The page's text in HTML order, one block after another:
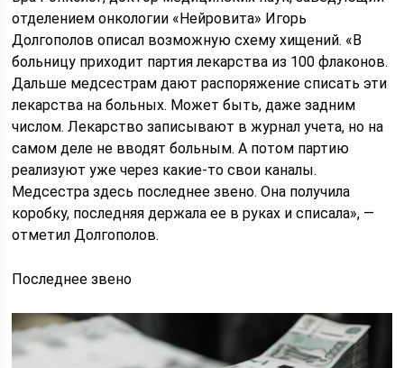
отделением онкологии «Нейровита» Игорь
Долгополов описал возможную схему хищений. «В
больницу приходит партия лекарства из 100 флаконов.
Дальше медсестрам дают распоряжение списать эти
лекарства на больных. Может быть, даже задним
числом. Лекарство записывают в журнал учета, но на
самом деле не вводят больным. А потом партию
реализуют уже через какие-то свои каналы.
Медсестра здесь последнее звено. Она получила
коробку, последняя держала ее в руках и списала», —
отметил Долгополов.
Последнее звено